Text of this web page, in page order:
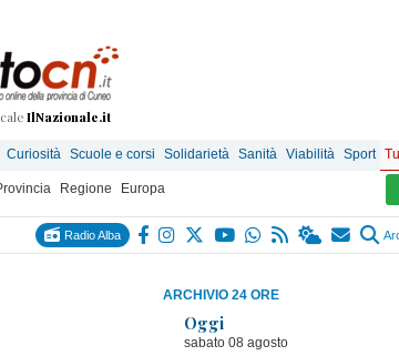
IlNazionale.it
Curiosità Scuole e corsi Solidarietà Sanità Viabilità Sport
Regione Europa
Radio Alba
ARCHIVIO 24 ORE
Oggi
sabato 08 agosto